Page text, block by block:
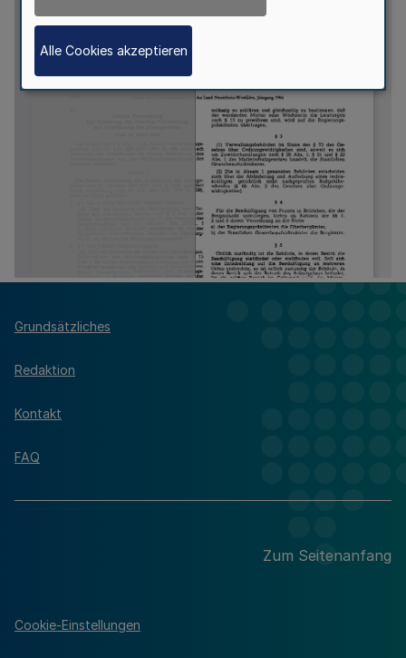
Grundsätzliches
Redaktion
Kontakt
FAQ
Zum Seitenanfang
Cookie-Einstellungen
Alle Cookies akzeptieren